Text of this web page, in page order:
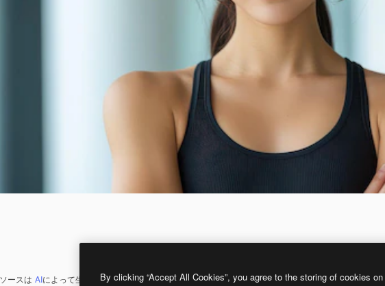
ースは AIによって生成されたものです。 AI画像生成ツールを使うと、あなた独自の画像を作成できま
By clicking “Accept All Cookies”, you agree to the storing of cookies